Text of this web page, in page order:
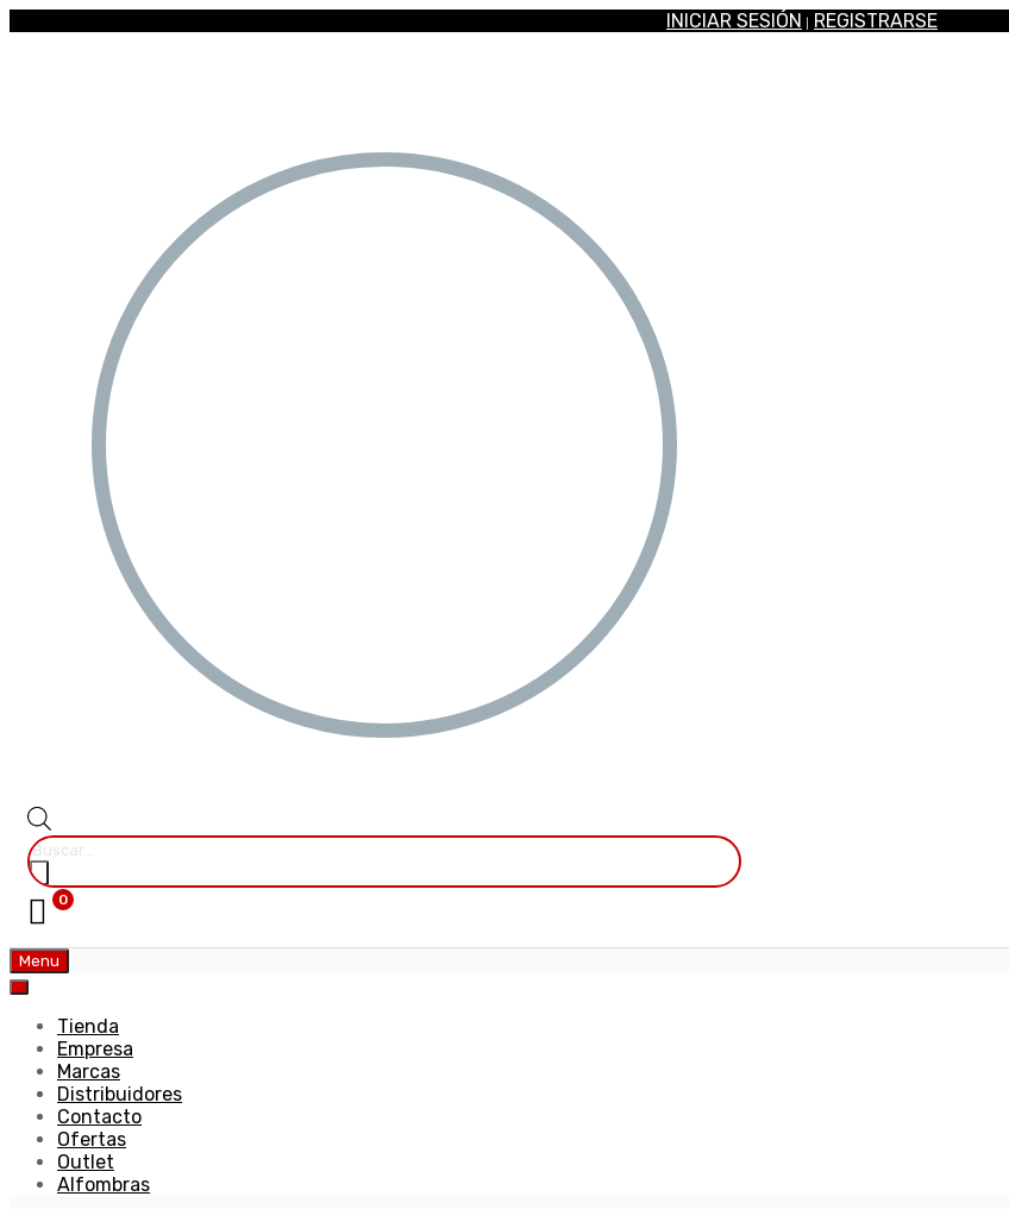
INICIAR SESIÓN REGISTRARSE
0
Menu
Tienda
Empresa
Marcas
Distribuidores
Contacto
Ofertas
Outlet
Alfombras